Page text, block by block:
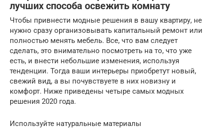
лучших способа освежить комнату
Чтобы привнести модные решения в вашу квартиру, не
нужно сразу организовывать капитальный ремонт или
полностью менять мебель. Все, что вам следует
сделать, это внимательно посмотреть на то, что уже
есть, и внести небольшие изменения, используя
тенденции. Тогда ваши интерьеры приобретут новый,
свежий вид, а вы почувствуете в них новизну и
комфорт. Ниже приведены четыре самых модных
решения 2020 года.
Используйте натуральные материалы